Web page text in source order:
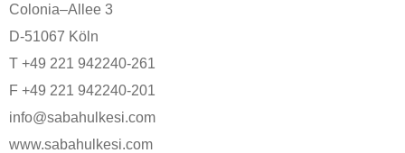
Colonia–Allee 3
D-51067 Köln
T +49 221 942240-261
F +49 221 942240-201
info@sabahulkesi.com
www.sabahulkesi.com